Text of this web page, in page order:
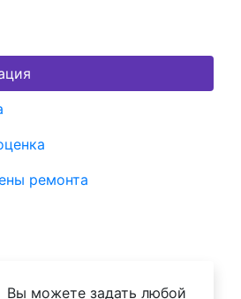
ремонта
Вы можете задать любой